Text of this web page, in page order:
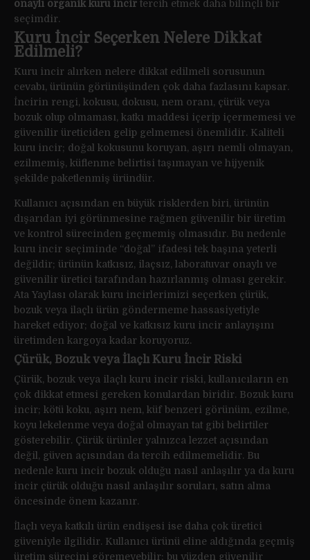
onaylı organik kuru incir tercih etmek daha bilinçli bir
seçimdir.
Kuru İncir Seçerken Nelere Dikkat
Edilmeli?
Kuru incir alırken nelere dikkat edilmeli sorusunun
cevabı, ürünün görünüşünden çok daha fazlasını kapsar.
İncirin rengi, kokusu, dokusu, nem oranı, çürük veya
bozuk olup olmaması, katkı maddesi içerip içermemesi ve
güvenilir üreticiden gelip gelmemesi önemlidir. Kaliteli
kuru incir; doğal kokusunu koruyan, aşırı nemli olmayan,
ezilmemiş, küflenme belirtisi taşımayan ve hijyenik
şekilde paketlenmiş üründür.
Kullanıcı açısından en büyük risklerden biri, ürünün
dışarıdan iyi görünmesine rağmen güvenilir bir üretim
ve kontrol sürecinden geçmemiş olmasıdır. Bu nedenle
kuru incir seçiminde “doğal” ifadesi tek başına yeterli
değildir; ürünün katkısız, ilaçsız, laboratuvar onaylı ve
güvenilir üretici tarafından hazırlanmış olması gerekir.
Ata Yaylası olarak kuru incirlerimizi seçerken çürük,
bozuk veya ilaçlı ürün göndermeme hassasiyetiyle
hareket ediyor; doğal ve katkısız kuru incir anlayışını
üretimden kargoya kadar koruyoruz.
Çürük, Bozuk veya İlaçlı Kuru İncir Riski
Çürük, bozuk veya ilaçlı kuru incir riski, kullanıcıların en
çok dikkat etmesi gereken konulardan biridir. Bozuk kuru
incir; kötü koku, aşırı nem, küf benzeri görünüm, ezilme,
koyu lekelenme veya doğal olmayan tat gibi belirtiler
gösterebilir. Çürük ürünler yalnızca lezzet açısından
değil, güven açısından da tercih edilmemelidir. Bu
nedenle kuru incir bozuk olduğu nasıl anlaşılır ya da kuru
incir çürük olduğu nasıl anlaşılır soruları, satın alma
öncesinde önem kazanır.
İlaçlı veya katkılı ürün endişesi ise daha çok üretici
güveniyle ilgilidir. Kullanıcı ürünü eline aldığında geçmiş
üretim sürecini göremeyebilir; bu yüzden güvenilir